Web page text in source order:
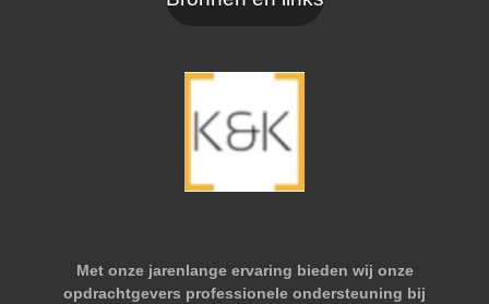
Met onze jarenlange ervaring bieden wij onze
opdrachtgevers professionele ondersteuning bij